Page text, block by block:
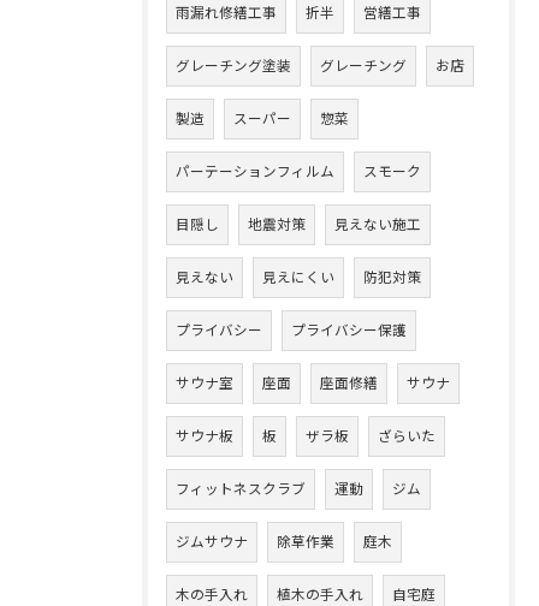
雨漏れ修繕工事 折半 営繕工事
グレーチング塗装 グレーチング お店
製造 スーパー 惣菜
パーテーションフィルム スモーク
目隠し 地震対策 見えない施工
見えない 見えにくい 防犯対策
プライバシー プライバシー保護
サウナ室 座面 座面修繕 サウナ
サウナ板 板 ザラ板 ざらいた
フィットネスクラブ 運動 ジム
ジムサウナ 除草作業 庭木
木の手入れ 植木の手入れ 自宅庭